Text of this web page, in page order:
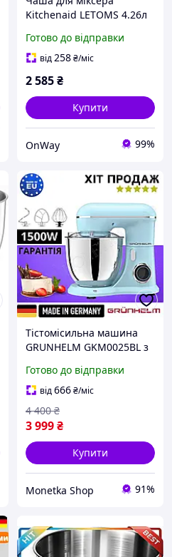
Kitchenaid LETOMS 4.26л
срібляста для Artisan 5QT
Готово до відправки
від258₴/міс
2 585₴
Купити
OnWay 99%
Тістомісильна машина
GRUNHELM GKM0025BL з
нержавіючої сталі
Планетарний міксер 1500
Вт Тістоміс з трьома
насадками
Готово до відправки
від666₴/міс
3 999₴
4 400 ₴
Купити
Monetka Shop 91%